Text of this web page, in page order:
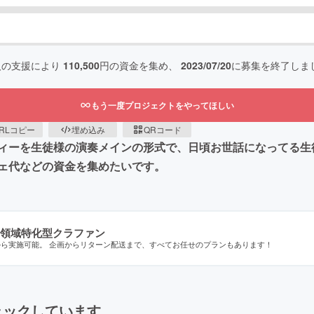
支援により 110,500円の資金を集め、 2023/07/20に募集を終了しま
もう一度プロジェクトをやってほしい
コピー 埋め込み QRコード
を生徒様の演奏メインの形式で、日頃お世話になってる
などの資金を集めたいです。
域特化型クラファン
実施可能。 企画からリターン配送まで、すべてお任せのプランもあります！